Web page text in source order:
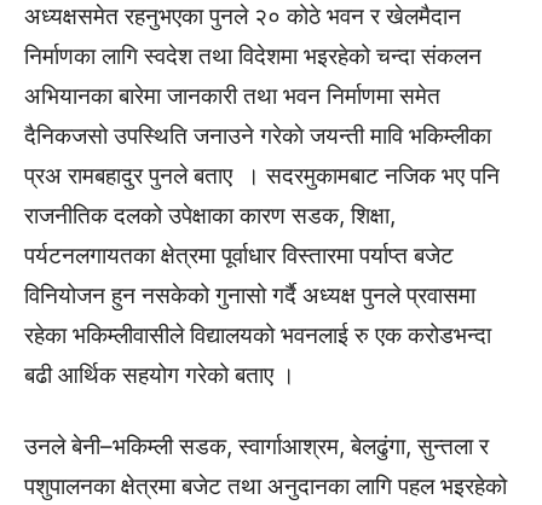
अध्यक्षसमेत रहनुभएका पुनले २० कोठे भवन र खेलमैदान
निर्माणका लागि स्वदेश तथा विदेशमा भइरहेको चन्दा संकलन
अभियानका बारेमा जानकारी तथा भवन निर्माणमा समेत
दैनिकजसो उपस्थिति जनाउने गरेकाे जयन्ती मावि भकिम्लीका
प्रअ रामबहादुर पुनले बताए । सदरमुकामबाट नजिक भए पनि
राजनीतिक दलको उपेक्षाका कारण सडक, शिक्षा,
पर्यटनलगायतका क्षेत्रमा पूर्वाधार विस्तारमा पर्याप्त बजेट
विनियोजन हुन नसकेको गुनासो गर्दै अध्यक्ष पुनले प्रवासमा
रहेका भकिम्लीवासीले विद्यालयको भवनलाई रु एक करोडभन्दा
बढी आर्थिक सहयोग गरेको बताए ।
उनले बेनी–भकिम्ली सडक, स्वार्गाआश्रम, बेलढुंगा, सुन्तला र
पशुपालनका क्षेत्रमा बजेट तथा अनुदानका लागि पहल भइरहेको